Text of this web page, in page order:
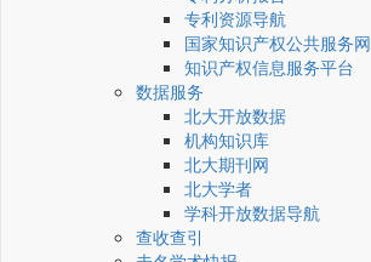
专利资源导航
国家知识产权公共服务网
知识产权信息服务平台
数据服务
北大开放数据
机构知识库
北大期刊网
北大学者
学科开放数据导航
查收查引